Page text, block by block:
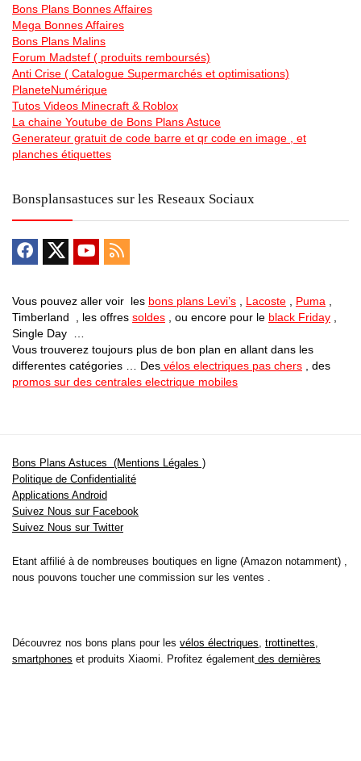
Bons Plans Bonnes Affaires
Mega Bonnes Affaires
Bons Plans Malins
Forum Madstef ( produits remboursés)
Anti Crise ( Catalogue Supermarchés et optimisations)
PlaneteNumérique
Tutos Videos Minecraft & Roblox
La chaine Youtube de Bons Plans Astuce
Generateur gratuit de code barre et qr code en image , et
planches étiquettes
Bonsplansastuces sur les Reseaux Sociaux
Vous pouvez aller voir les bons plans Levi’s Lacoste Puma
Timberland , les offres soldes , ou encore pour le black Friday
Single Day …
Vous trouverez toujours plus de bon plan en allant dans les
differentes catégories … Des vélos electriques pas chers , des
promos sur des centrales electrique mobiles
Bons Plans Astuces (Mentions Légales )
Politique de Confidentialité
Applications Android
Suivez Nous sur Facebook
Suivez Nous sur Twitter
Etant affilié à de nombreuses boutiques en ligne (Amazon notamment) ,
nous pouvons toucher une commission sur les ventes .
Découvrez nos bons plans pour les vélos électriques trottinettes
smartphones et produits Xiaomi. Profitez également des dernières